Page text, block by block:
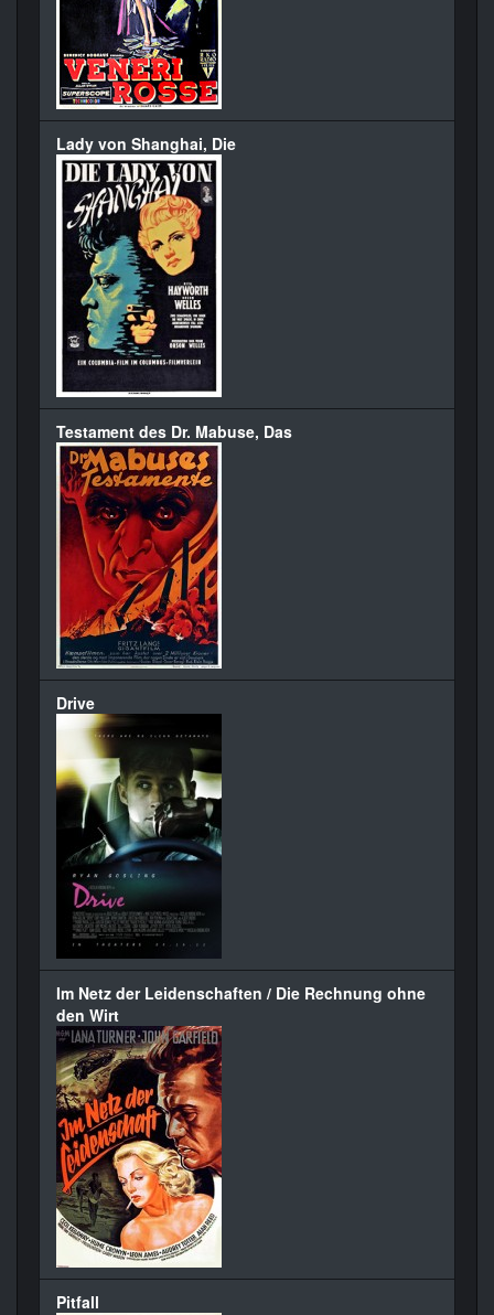
Lady von Shanghai, Die
Testament des Dr. Mabuse, Das
Drive
Im Netz der Leidenschaften / Die Rechnung ohne
den Wirt
Pitfall